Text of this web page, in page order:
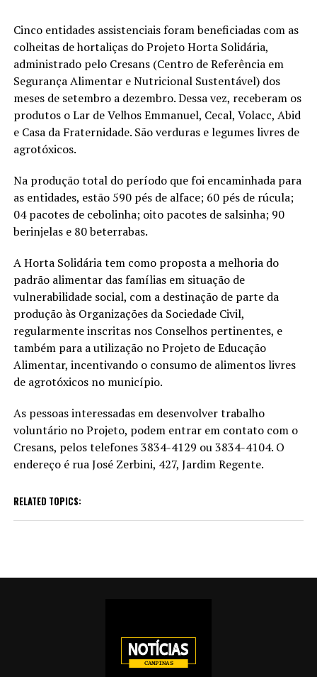
Cinco entidades assistenciais foram beneficiadas com as
colheitas de hortaliças do Projeto Horta Solidária,
administrado pelo Cresans (Centro de Referência em
Segurança Alimentar e Nutricional Sustentável) dos
meses de setembro a dezembro. Dessa vez, receberam os
produtos o Lar de Velhos Emmanuel, Cecal, Volacc, Abid
e Casa da Fraternidade. São verduras e legumes livres de
agrotóxicos.
Na produção total do período que foi encaminhada para
as entidades, estão 590 pés de alface; 60 pés de rúcula;
04 pacotes de cebolinha; oito pacotes de salsinha; 90
berinjelas e 80 beterrabas.
A Horta Solidária tem como proposta a melhoria do
padrão alimentar das famílias em situação de
vulnerabilidade social, com a destinação de parte da
produção às Organizações da Sociedade Civil,
regularmente inscritas nos Conselhos pertinentes, e
também para a utilização no Projeto de Educação
Alimentar, incentivando o consumo de alimentos livres
de agrotóxicos no município.
As pessoas interessadas em desenvolver trabalho
voluntário no Projeto, podem entrar em contato com o
Cresans, pelos telefones 3834-4129 ou 3834-4104. O
endereço é rua José Zerbini, 427, Jardim Regente.
RELATED TOPICS: